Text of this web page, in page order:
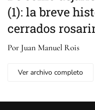
(1): la breve
cerrados
Por Juan Manuel Rois
Ver archivo completo